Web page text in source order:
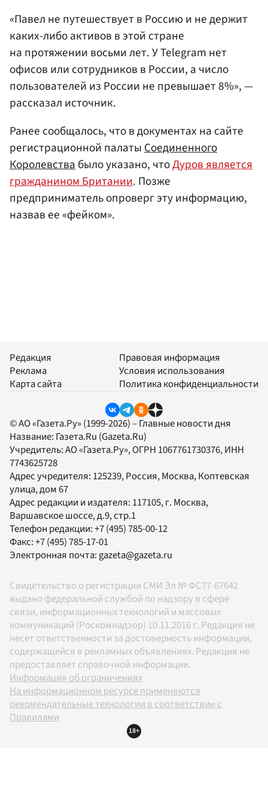
«Павел не путешествует в Россию и не держит
каких-либо активов в этой стране
на протяжении восьми лет. У Telegram нет
офисов или сотрудников в России, а число
пользователей из России не превышает 8%», —
рассказал источник.
Ранее сообщалось, что в документах на сайте
регистрационной палатыСоединенного
Королевствабыло указано, чтоДуров является
гражданином Британии. Позже
предприниматель опроверг эту информацию,
назвав ее «фейком».
Редакция
Реклама
Карта сайта
Правовая информация
Условия использования
Политика конфиденциальности
© АО «Газета.Ру» (1999-2026) – Главные новости дня
Название: Газета.Ru (Gazeta.Ru)
Учредитель:АО «Газета.Ру», ОГРН 1067761730376, ИНН
7743625728
Адрес учредителя: 125239, Россия, Москва, Коптевская
улица, дом 67
Адрес редакции и издателя: 117105, г. Москва,
Варшавское шоссе, д.9, стр.1
Телефон редакции:+7 (495) 785-00-12
Факс:+7 (495) 785-17-01
Электронная почта:gazeta@gazeta.ru
Свидетельство о регистрации СМИ Эл № ФС77-67642
выдано федеральной службой по надзору в сфере
связи, информационных технологий и массовых
коммуникаций (Роскомнадзор) 10.11.2016 г. Редакция не
несет ответственности за достоверность информации,
содержащейся в рекламных объявлениях. Редакция не
предоставляет справочной информации.
Информация об ограничениях
На информационном ресурсе применяются
рекомендательные технологии в соответствии с
Правилами
18+